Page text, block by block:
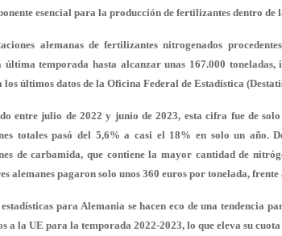
esencial para la producción de fertilizantes dentro de
alemanas de fertilizantes nitrogenados
última temporada hasta alcanzar unas 167.000
los últimos datos de la Oficina Federal de Estadística
entre julio de 2022 y junio de 2023, esta cifra fue de
totales pasó del 5,6% a casi el 18% en solo un año.
de carbamida, que contiene la mayor cantidad de
alemanes pagaron solo unos 360 euros por tonelada,
para Alemania se hacen eco de una tendencia
a la UE para la temporada 2022-2023, lo que eleva su